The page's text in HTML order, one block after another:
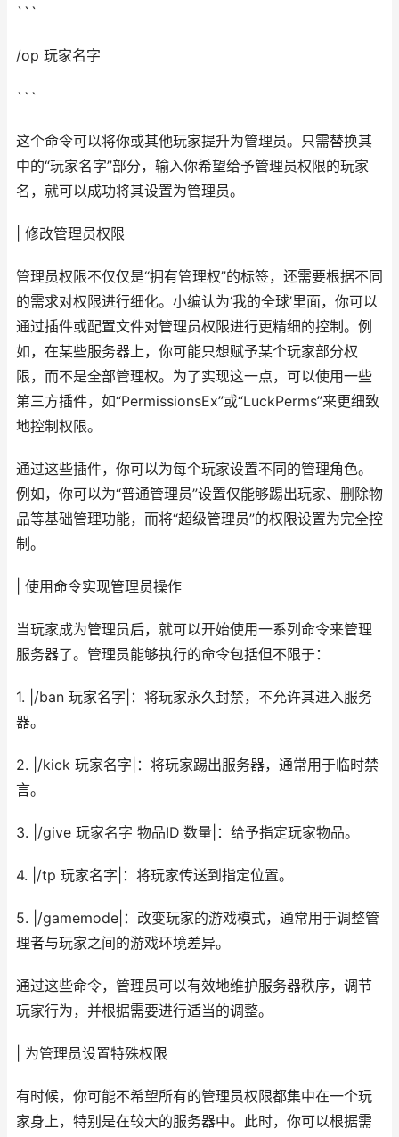
```
/op 玩家名字
```
这个命令可以将你或其他玩家提升为管理员。只需替换其
中的“玩家名字”部分，输入你希望给予管理员权限的玩家
名，就可以成功将其设置为管理员。
| 修改管理员权限
管理员权限不仅仅是“拥有管理权”的标签，还需要根据不同
的需求对权限进行细化。小编认为‘我的全球’里面，你可以
通过插件或配置文件对管理员权限进行更精细的控制。例
如，在某些服务器上，你可能只想赋予某个玩家部分权
限，而不是全部管理权。为了实现这一点，可以使用一些
第三方插件，如“PermissionsEx”或“LuckPerms”来更细致
地控制权限。
通过这些插件，你可以为每个玩家设置不同的管理角色。
例如，你可以为“普通管理员”设置仅能够踢出玩家、删除物
品等基础管理功能，而将“超级管理员”的权限设置为完全控
制。
| 使用命令实现管理员操作
当玩家成为管理员后，就可以开始使用一系列命令来管理
服务器了。管理员能够执行的命令包括但不限于：
1. |/ban 玩家名字|：将玩家永久封禁，不允许其进入服务
器。
2. |/kick 玩家名字|：将玩家踢出服务器，通常用于临时禁
言。
3. |/give 玩家名字 物品ID 数量|：给予指定玩家物品。
4. |/tp 玩家名字|：将玩家传送到指定位置。
5. |/gamemode|：改变玩家的游戏模式，通常用于调整管
理者与玩家之间的游戏环境差异。
通过这些命令，管理员可以有效地维护服务器秩序，调节
玩家行为，并根据需要进行适当的调整。
| 为管理员设置特殊权限
有时候，你可能不希望所有的管理员权限都集中在一个玩
家身上，特别是在较大的服务器中。此时，你可以根据需